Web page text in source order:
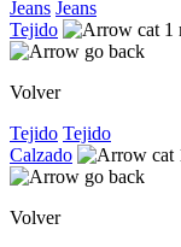
Jeans Jeans
Tejido
Volver
Tejido Tejido
Calzado
Volver